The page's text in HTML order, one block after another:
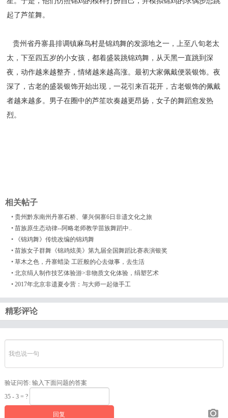
起了芦笙舞。
贵州省丹寨县排调镇麻鸟村是锦鸡舞的发源地之一，上至八旬老太
太，下至四五岁的小女孩，都着盛装跳锦鸡舞，从天黑一直跳到深
夜，动作越来越整齐，情绪越来越高涨。最初大家佩戴便装银饰。夜
深了，古老的盛装银饰开始出现，一花引来百花开，古老银饰的佩戴
者越来越多。男子在圈中的芦笙吹奏越更昂扬，女子的舞蹈愈发热
烈。
相关帖子
•贵州黔东南州丹寨石桥、肇兴侗寨6日非遗文化之旅
•苗族原生态动律--阿略老师教学苗族舞蹈中..
•
《锦鸡舞》传统改编的锦鸡舞
•苗族女子群舞《锦鸡炫美》第九届全国舞蹈比赛表演银奖
•草木之色，丹寨蜡染 工匠般的心去做事，去生活
•北京绢人制作技艺体验游>非物质文化体验，绢塑艺术
•2017年北京非遗夏令营：与大师一起做手工
精彩评论
验证问答: 输入下面问题的答案
35 - 3 = ?